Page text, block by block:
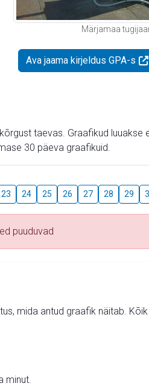
Märjamaa
Ava jaama kirjeldus GPA-s
taevas. Graafikud luuakse
30 päeva graafikuid.
23 24 25 26 27 28 29
puuduvad
mida antud graafik näitab.
minut.